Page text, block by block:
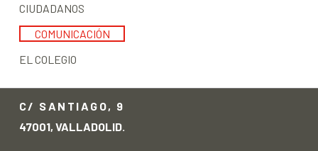
CIUDADANOS
COMUNICACIÓN
EL COLEGIO
C/ SANTIAGO, 9
47001, VALLADOLID.